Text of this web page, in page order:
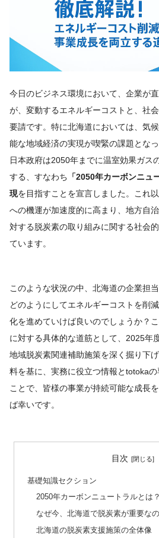
今日のビジネス環境において、企業が
が、変動するエネルギーコストと、社
要請です。特に北海道においては、気
能な地域経済の実現が喫緊の課題とな
日本政府は2050年までに温室効果ガス
する、すなわち 「2050年カーボンニュ
現を目指すことを宣言しました。これ
への機運が加速度的に高まり、地方自
対する脱炭素の取り組みに関する社会
ています。
このような状況の中、北海道の企業担
どのようにしてエネルギーコストを削
化を進めていけば良いのでしょうか？
に対する具体的な道筋として、2025年
地域脱炭素関連補助施策を深く掘り下
料を基に、実務に役立つ情報とtotoka
ことで、皆様の事業が持続可能な成長
ば幸いです。
目次
基礎知識セクション
2050年カーボンニュートラルとは？
なぜ今、北海道で脱炭素が重要な
北海道の脱炭素支援施策の全体像